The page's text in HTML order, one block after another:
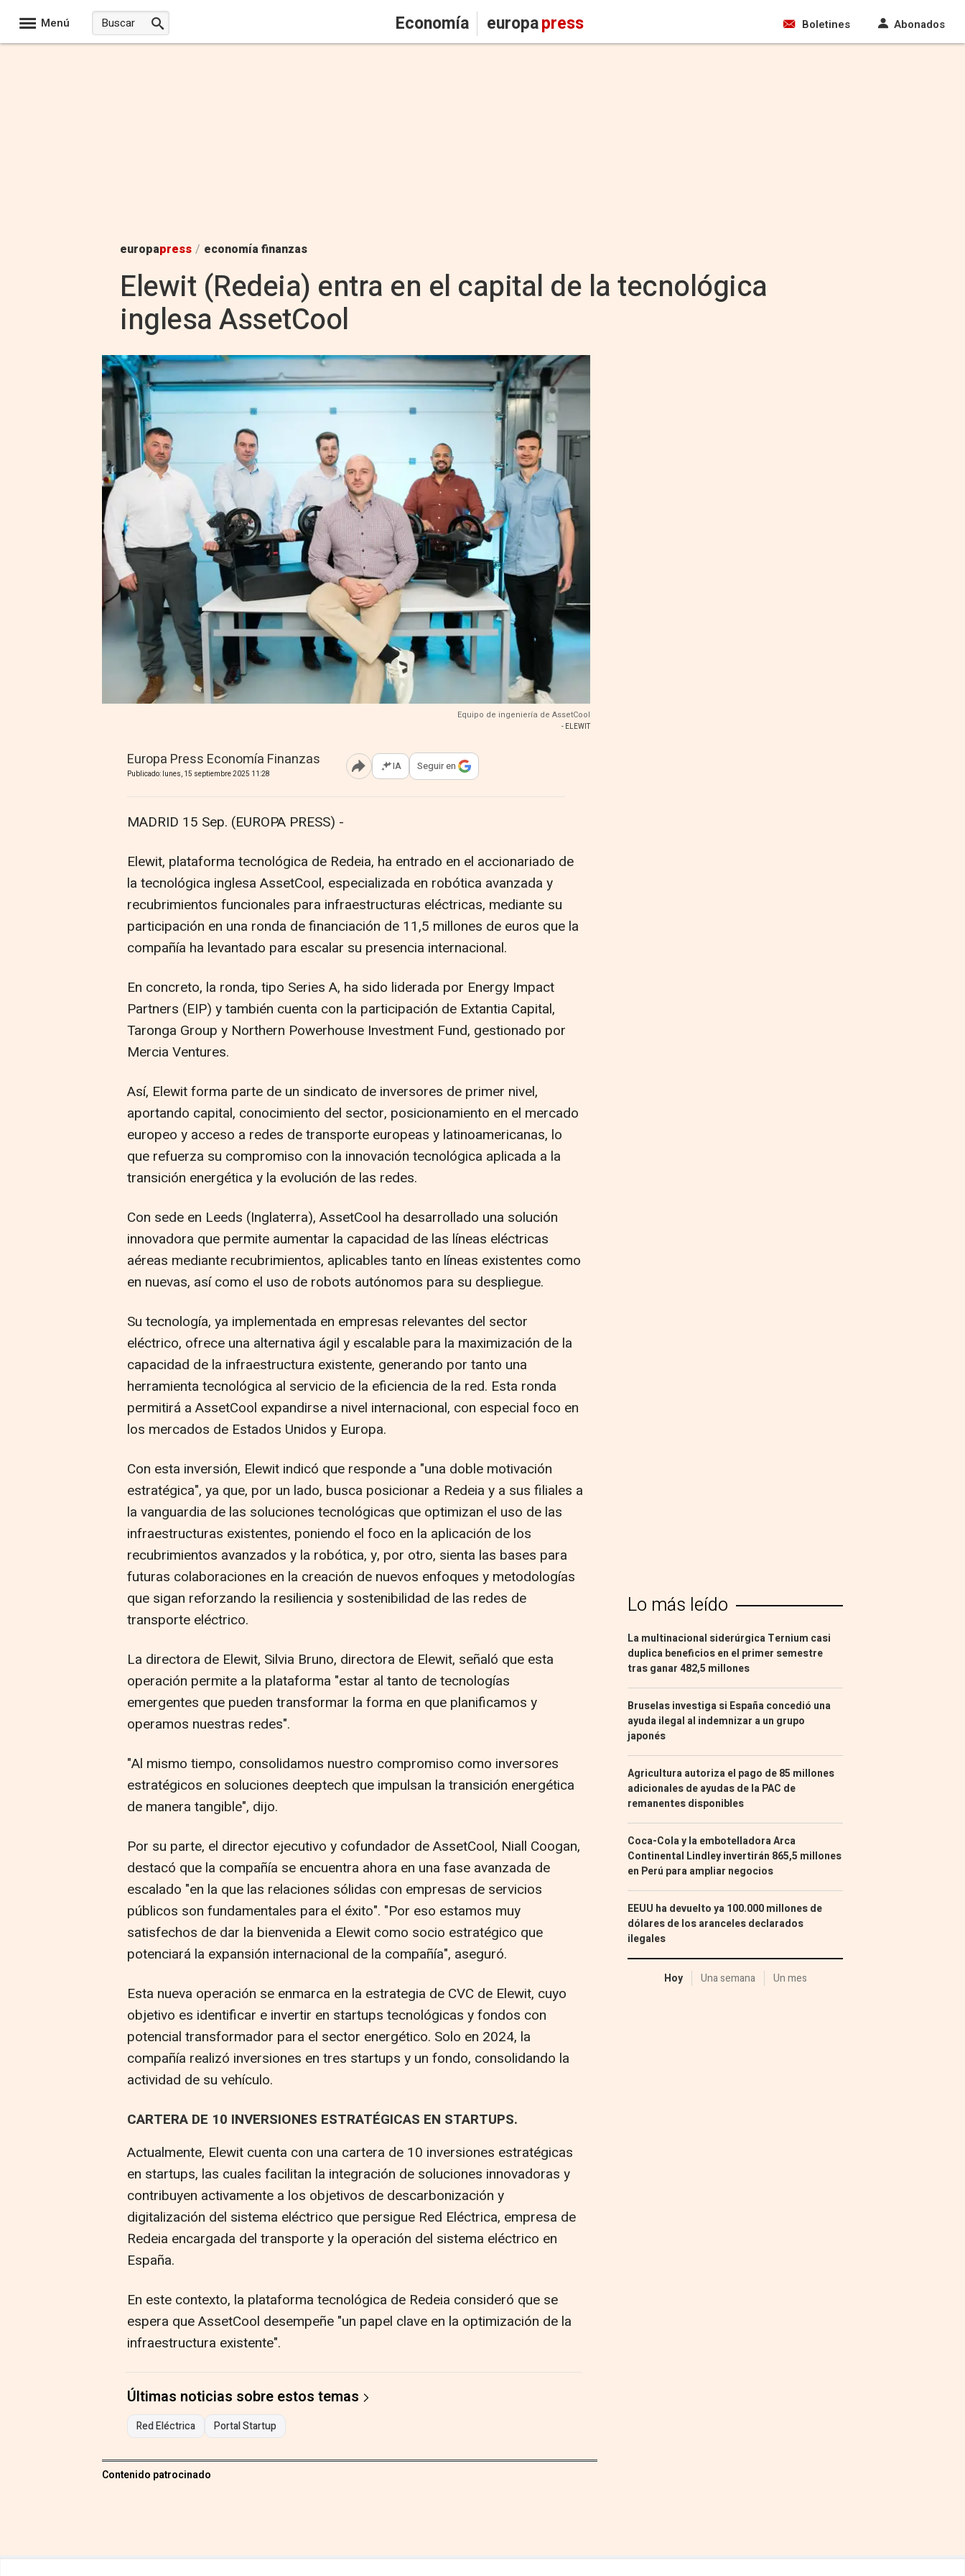
Menú Economía europapress Boletines Abonados
europapress / economía finanzas
Elewit (Redeia) entra en el capital de la tecnológica
inglesa AssetCool
Equipo de ingeniería de AssetCool
- ELEWIT
Europa Press Economía Finanzas
Publicado: lunes, 15 septiembre 2025 11:28 Abrir opciones para compartir
IA Seguir en
MADRID 15 Sep. (EUROPA PRESS) -
Elewit, plataforma tecnológica de Redeia, ha entrado en el accionariado de
la tecnológica inglesa AssetCool, especializada en robótica avanzada y
recubrimientos funcionales para infraestructuras eléctricas, mediante su
participación en una ronda de financiación de 11,5 millones de euros que la
compañía ha levantado para escalar su presencia internacional.
En concreto, la ronda, tipo Series A, ha sido liderada por Energy Impact
Partners (EIP) y también cuenta con la participación de Extantia Capital,
Taronga Group y Northern Powerhouse Investment Fund, gestionado por
Mercia Ventures.
Así, Elewit forma parte de un sindicato de inversores de primer nivel,
aportando capital, conocimiento del sector, posicionamiento en el mercado
europeo y acceso a redes de transporte europeas y latinoamericanas, lo
que refuerza su compromiso con la innovación tecnológica aplicada a la
transición energética y la evolución de las redes.
Con sede en Leeds (Inglaterra), AssetCool ha desarrollado una solución
innovadora que permite aumentar la capacidad de las líneas eléctricas
aéreas mediante recubrimientos, aplicables tanto en líneas existentes como
en nuevas, así como el uso de robots autónomos para su despliegue.
Su tecnología, ya implementada en empresas relevantes del sector
eléctrico, ofrece una alternativa ágil y escalable para la maximización de la
capacidad de la infraestructura existente, generando por tanto una
herramienta tecnológica al servicio de la eficiencia de la red. Esta ronda
permitirá a AssetCool expandirse a nivel internacional, con especial foco en
los mercados de Estados Unidos y Europa.
Con esta inversión, Elewit indicó que responde a "una doble motivación
estratégica", ya que, por un lado, busca posicionar a Redeia y a sus filiales a
la vanguardia de las soluciones tecnológicas que optimizan el uso de las
infraestructuras existentes, poniendo el foco en la aplicación de los
recubrimientos avanzados y la robótica, y, por otro, sienta las bases para
futuras colaboraciones en la creación de nuevos enfoques y metodologías
que sigan reforzando la resiliencia y sostenibilidad de las redes de
transporte eléctrico.
La directora de Elewit, Silvia Bruno, directora de Elewit, señaló que esta
operación permite a la plataforma "estar al tanto de tecnologías
emergentes que pueden transformar la forma en que planificamos y
operamos nuestras redes".
"Al mismo tiempo, consolidamos nuestro compromiso como inversores
estratégicos en soluciones deeptech que impulsan la transición energética
de manera tangible", dijo.
Por su parte, el director ejecutivo y cofundador de AssetCool, Niall Coogan,
destacó que la compañía se encuentra ahora en una fase avanzada de
escalado "en la que las relaciones sólidas con empresas de servicios
públicos son fundamentales para el éxito". "Por eso estamos muy
satisfechos de dar la bienvenida a Elewit como socio estratégico que
potenciará la expansión internacional de la compañía", aseguró.
Esta nueva operación se enmarca en la estrategia de CVC de Elewit, cuyo
objetivo es identificar e invertir en startups tecnológicas y fondos con
potencial transformador para el sector energético. Solo en 2024, la
compañía realizó inversiones en tres startups y un fondo, consolidando la
actividad de su vehículo.
CARTERA DE 10 INVERSIONES ESTRATÉGICAS EN STARTUPS.
Actualmente, Elewit cuenta con una cartera de 10 inversiones estratégicas
en startups, las cuales facilitan la integración de soluciones innovadoras y
contribuyen activamente a los objetivos de descarbonización y
digitalización del sistema eléctrico que persigue Red Eléctrica, empresa de
Redeia encargada del transporte y la operación del sistema eléctrico en
España.
En este contexto, la plataforma tecnológica de Redeia consideró que se
espera que AssetCool desempeñe "un papel clave en la optimización de la
infraestructura existente".
Últimas noticias sobre estos temas
Red Eléctrica Portal Startup
Contenido patrocinado
Lo más leído
La multinacional siderúrgica Ternium casi
duplica beneficios en el primer semestre
tras ganar 482,5 millones
Bruselas investiga si España concedió una
ayuda ilegal al indemnizar a un grupo
japonés
Agricultura autoriza el pago de 85 millones
adicionales de ayudas de la PAC de
remanentes disponibles
Coca-Cola y la embotelladora Arca
Continental Lindley invertirán 865,5 millones
en Perú para ampliar negocios
EEUU ha devuelto ya 100.000 millones de
dólares de los aranceles declarados
ilegales
Hoy Una semana Un mes